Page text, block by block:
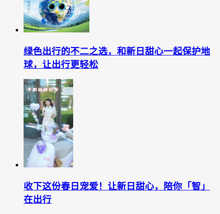
绿色出行的不二之选，和新日甜心一起保护地
球，让出行更轻松
收下这份春日宠爱！让新日甜心，陪你「智」
在出行